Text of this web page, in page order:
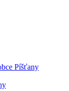
Píšťany